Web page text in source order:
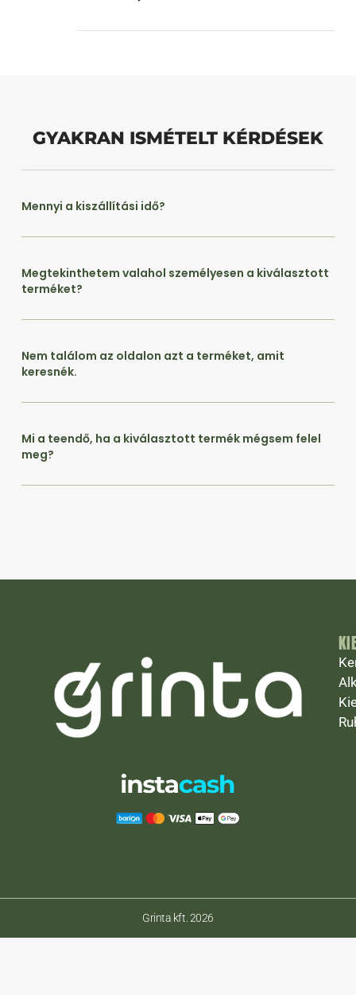
GYAKRAN ISMÉTELT KÉRDÉSEK
Mennyi a kiszállítási idő?
Megtekinthetem valahol személyesen a kiválasztott
terméket?
Nem találom az oldalon azt a terméket, amit
keresnék.
Mi a teendő, ha a kiválasztott termék mégsem felel
meg?
Grinta kft. 2026